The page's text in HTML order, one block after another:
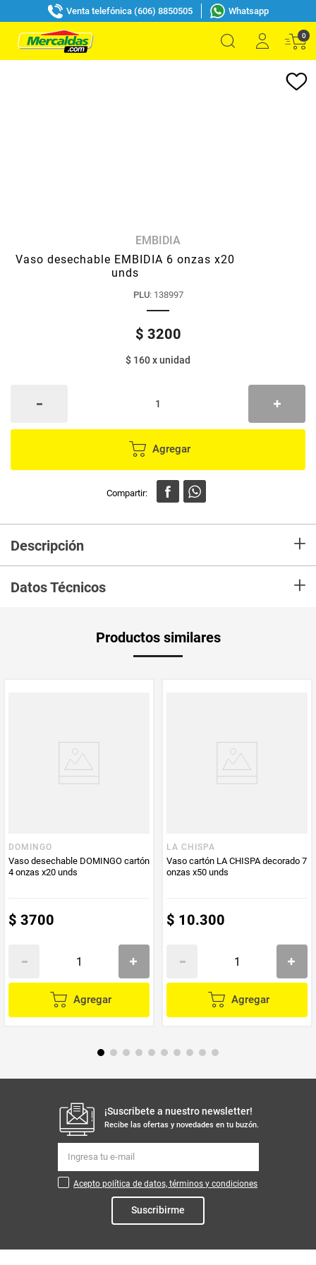
Venta telefónica (606) 8850505 Whatsapp
0
EMBIDIA
Vaso desechable EMBIDIA 6 onzas x20
unds
PLU: 138997
$ 3200
$ 160xunidad
Agregar
Descripción +
Datos Técnicos +
PUM - Unidad
de Medida
Productos similares
DOMINGO
Vaso desechable DOMINGO cartón
4 onzas x20 unds
$ 3700
Agregar
LA CHISPA
Vaso cartón LA CHISPA decorado 7
onzas x50 unds
$ 10.300
Agregar
¡Suscribete a nuestro newsletter!
Recibe las ofertas y novedades en tu buzón.
Acepto política de datos, términos y condiciones
Suscribirme